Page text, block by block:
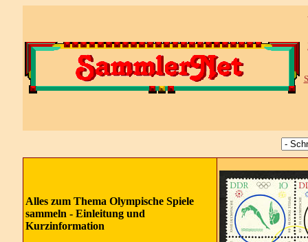
Alles zum Thema Olympische Spiele
sammeln - Einleitung und
Kurzinformation